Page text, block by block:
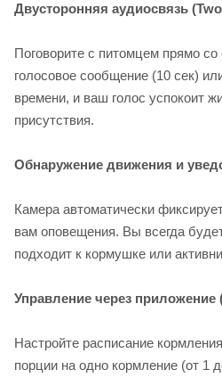
Двусторонняя аудиосвязь
Поговорите с питомцем прямо
голосовое сообщение (10 сек)
времени, и ваш голос успокоит
присутствия.
Обнаружение движения и
Камера автоматически
вам оповещения. Вы всегда
подходит к кормушке или
Управление через приложение
Настройте расписание
порции на одно кормление (от 1